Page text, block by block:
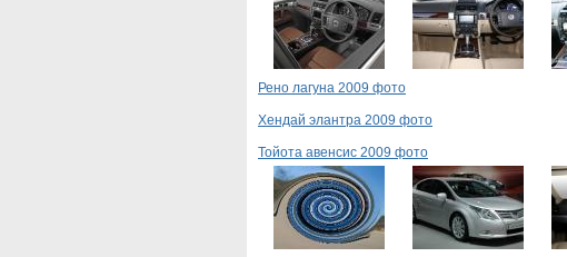
Рено лагуна 2009 фото
Хендай элантра 2009 фото
Тойота авенсис 2009 фото